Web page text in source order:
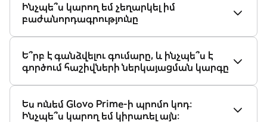
Ինչպե՞ս կարող եմ չեղարկել իմ
բաժանորդագրությունը
Ե՞րբ է գանձվելու գումարը, և ինչպե՞ս է
գործում հաշիվների ներկայացման կարգը
Ես ունեմ Glovo Prime-ի պրոմո կոդ։
Ինչպե՞ս կարող եմ կիրառել այն։